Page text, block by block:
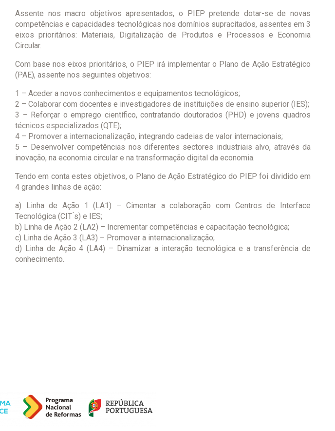
Assente nos macro objetivos apresentados, o PIEP pretende dotar-se de novas
competências e capacidades tecnológicas nos domínios supracitados, assentes em 3
eixos prioritários: Materiais, Digitalização de Produtos e Processos e Economia
Circular.
Com base nos eixos prioritários, o PIEP irá implementar o Plano de Ação Estratégico
(PAE), assente nos seguintes objetivos:
1 – Aceder a novos conhecimentos e equipamentos tecnológicos;
2 – Colaborar com docentes e investigadores de instituições de ensino superior (IES);
3 – Reforçar o emprego científico, contratando doutorados (PHD) e jovens quadros
técnicos especializados (QTE);
4 – Promover a internacionalização, integrando cadeias de valor internacionais;
5 – Desenvolver competências nos diferentes sectores industriais alvo, através da
inovação, na economia circular e na transformação digital da economia.
Tendo em conta estes objetivos, o Plano de Ação Estratégico do PIEP foi dividido em
4 grandes linhas de ação:
a) Linha de Ação 1 (LA1) – Cimentar a colaboração com Centros de Interface
Tecnológica (CIT ́s) e IES;
b) Linha de Ação 2 (LA2) – Incrementar competências e capacitação tecnológica;
c) Linha de Ação 3 (LA3) – Promover a internacionalização;
d) Linha de Ação 4 (LA4) – Dinamizar a interação tecnológica e a transferência de
conhecimento.